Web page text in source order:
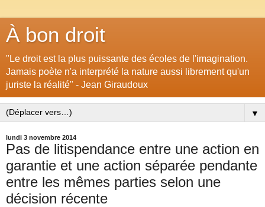
À bon droit
"Le droit est la plus puissante des écoles de l'imagination.
Jamais poète n'a interprété la nature aussi librement qu'un
juriste la réalité" - Jean Giraudoux
▼
lundi 3 novembre 2014
Pas de litispendance entre une action en
garantie et une action séparée pendante
entre les mêmes parties selon une
décision récente